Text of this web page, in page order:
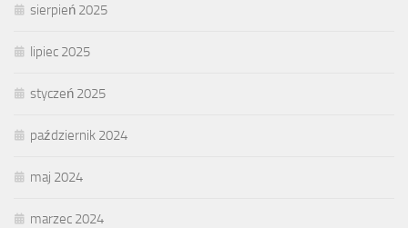
sierpień 2025
lipiec 2025
styczeń 2025
październik 2024
maj 2024
marzec 2024